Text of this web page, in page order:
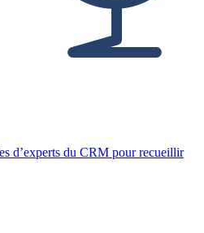
d’experts du CRM pour recueillir